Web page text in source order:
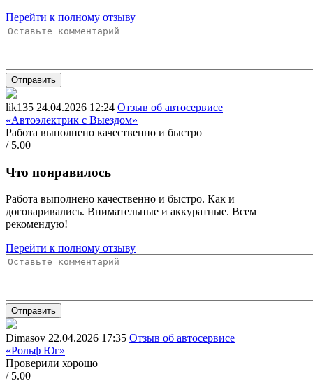
Перейти к полному отзыву
Отправить
lik135 24.04.2026 12:24 Отзыв об автосервисе
«Автоэлектрик с Выездом»
Работа выполнено качественно и быстро
/ 5.00
Что понравилось
Работа выполнено качественно и быстро. Как и
договаривались. Внимательные и аккуратные. Всем
рекомендую!
Перейти к полному отзыву
Отправить
Dimasov 22.04.2026 17:35 Отзыв об автосервисе
«Рольф Юг»
Проверили хорошо
/ 5.00